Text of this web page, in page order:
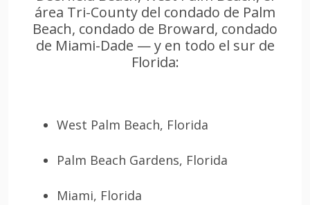
área Tri-County del condado de Palm
Beach, condado de Broward, condado
de Miami-Dade — y en todo el sur de
Florida:
West Palm Beach, Florida
Palm Beach Gardens, Florida
Miami, Florida